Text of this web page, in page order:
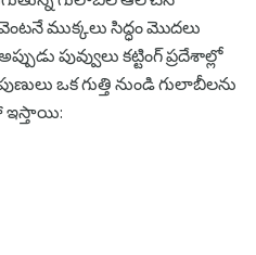
ముక్కలు సిద్ధం మొదలు
పువ్వులు కట్టింగ్ ప్రదేశాల్లో
ఒక గుత్తి నుండి గులాబీలను
ఇస్తాయి: